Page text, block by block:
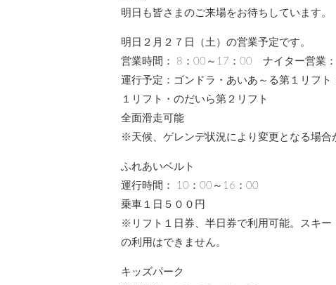
明日も皆さまのご来場をお待ちしています。
明日２月２７日（土）の営業予定です。
営業時間： 8：00～17：00 ナイター営業
運行予定：ゴンドラ・あいあ～る第１リフ
１リフト・のだいら第２リフト
全面滑走可能
※天候、ゲレンデ状況により変更となる場合
ふれあいベルト
運行時間： 10：00～16：00
乗車１日５００円
※リフト１日券、半日券で利用可能。スキ
の利用はできません。
キッズパーク